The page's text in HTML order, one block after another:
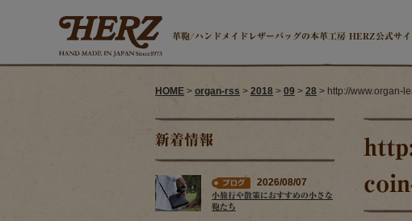
革鞄/ハンドメイドレザーバッグの本革工房 HERZ公式サイ
HOME > organ-rss > 2018 > 09 > 28 > http://www.organ-
新着情報
2026/08/07
小旅行や散策におすすめの小さな
鞄たち